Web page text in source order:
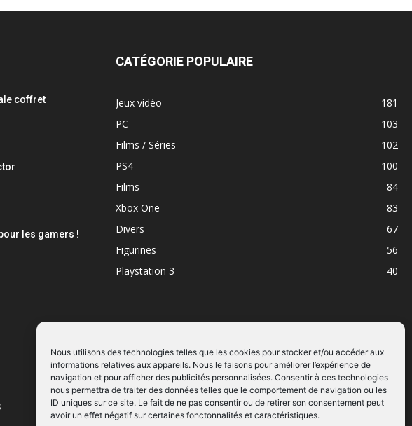
Nous utilisons des technologies telles que les cookies pour stocker et/ou accéder aux
informations relatives aux appareils. Nous le faisons pour améliorer l’expérience de
navigation et pour afficher des publicités personnalisées. Consentir à ces technologies
nous permettra de traiter des données telles que le comportement de navigation ou les
ID uniques sur ce site. Le fait de ne pas consentir ou de retirer son consentement peut
avoir un effet négatif sur certaines fonctonnalités et caractéristiques.
coffret
les gamers !
CATÉGORIE POPULAIRE
Jeux vidéo
181
PC
103
Films / Séries
102
PS4
100
Films
84
Xbox One
83
Divers
67
Figurines
56
Playstation 3
40
SUIVEZ NOUS